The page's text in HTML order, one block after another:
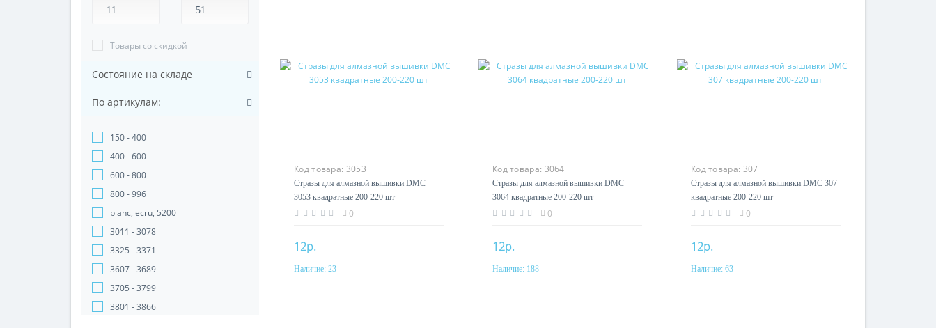
Товары со скидкой
Состояние на складе
По артикулам:
150 - 400
400 - 600
600 - 800
800 - 996
blanc, ecru, 5200
3011 - 3078
3325 - 3371
3607 - 3689
3705 - 3799
3801 - 3866
Код товара: 3053
Стразы для алмазной вышивки DMC
3053 квадратные 200-220 шт
0
12р.
Купить
Наличие: 23
Код товара: 3064
Стразы для алмазной вышивки DMC
3064 квадратные 200-220 шт
0
12р.
Купить
Наличие: 188
Код товара: 307
Стразы для алмазной вышивки DMC 307
квадратные 200-220 шт
0
12р.
Купить
Наличие: 63